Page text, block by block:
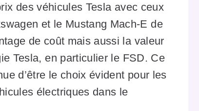
des véhicules Tesla avec ceux
et le Mustang Mach-E de
de coût mais aussi la valeur
Tesla, en particulier le FSD. Ce
d’être le choix évident pour les
électriques dans le